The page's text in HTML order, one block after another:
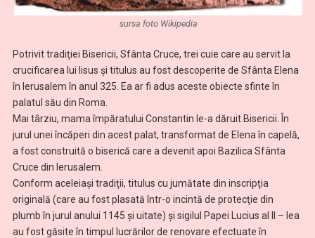
sursa foto Wikipedia
Potrivit tradiţiei Bisericii, Sfânta Cruce, trei cuie care au servit la
crucificarea lui Iisus şi titulus au fost descoperite de Sfânta Elena
în Ierusalem în anul 325. Ea ar fi adus aceste obiecte sfinte în
palatul său din Roma.
Mai târziu, mama împăratului Constantin le-a dăruit Bisericii. În
jurul unei încăperi din acest palat, transformat de Elena în capelă,
a fost construită o biserică care a devenit apoi Bazilica Sfânta
Cruce din Ierusalem.
Conform aceleiaşi tradiţii, titulus cu jumătate din inscripţia
originală (care au fost plasată într-o incintă de protecţie din
plumb în jurul anului 1145 şi uitate) şi sigilul Papei Lucius al II – lea
au fost găsite în timpul lucrărilor de renovare efectuate în